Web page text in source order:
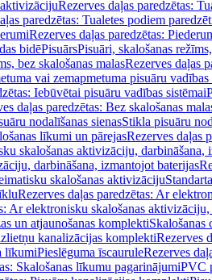
Rezerves daļas paredzētas:
paredzētas: Tualetes podiem
Rezerves daļas paredzētas:
bidēPisuārsPisuāri, skalošanas
bez skalošanas malasRezerves daļas
vai zemapmetuma pisuāru vadības
Iebūvētai pisuāru vadības sistēmai
daļas paredzētas: Bez skalošanas
nodalīšanas sienasStikla pisuāru
līkumi un pārejasRezerves daļas
skalošanas aktivizāciju, darbināšana,
darbināšana, izmantojot baterijas
skalošanas aktivizācijuStandarta
Rezerves daļas paredzētas: Ar
Ar elektronisku skalošanas
un atjaunošanas komplektiSkalošanas
kanalizācijas komplektiRezerves
līkumiPieslēguma īscauruleRezerves
Skalošanas līkumu pagarinājumiPVC